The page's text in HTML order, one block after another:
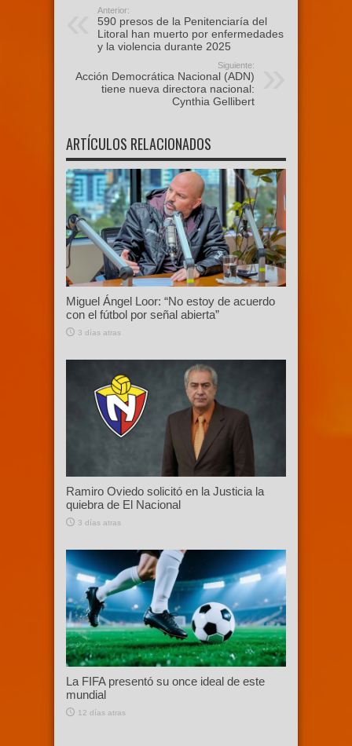
Anterior:
590 presos de la Penitenciaría del
Litoral han muerto por enfermedades
y la violencia durante 2025
Siguiente:
Acción Democrática Nacional (ADN)
tiene nueva directora nacional:
Cynthia Gellibert
ARTÍCULOS RELACIONADOS
Miguel Ángel Loor: “No estoy de acuerdo
con el fútbol por señal abierta”
3 días atras
Ramiro Oviedo solicitó en la Justicia la
quiebra de El Nacional
3 días atras
La FIFA presentó su once ideal de este
mundial
12 días atras